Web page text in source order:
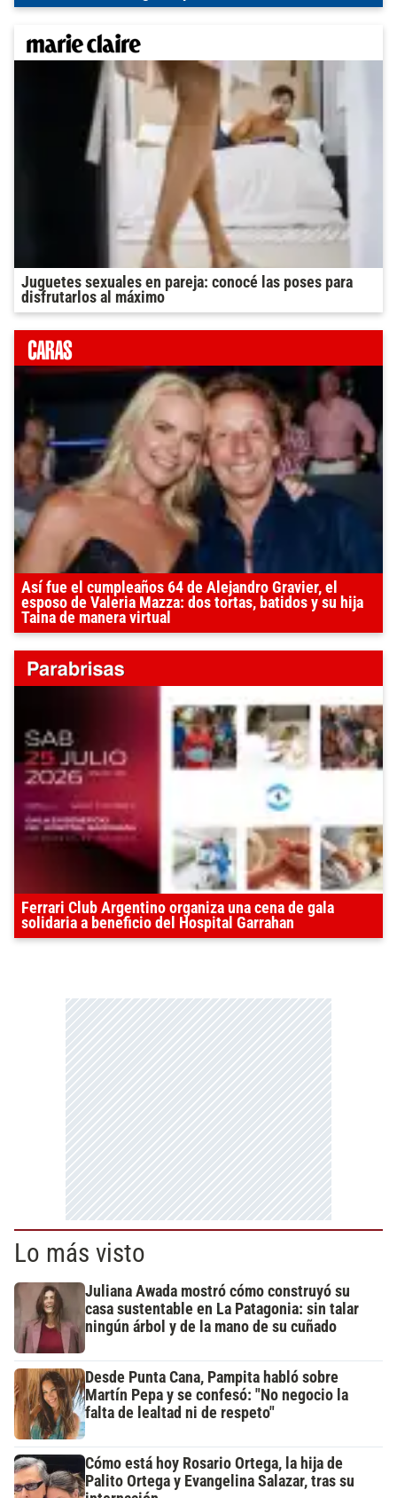
Juguetes sexuales en pareja: conocé las poses para
disfrutarlos al máximo
Así fue el cumpleaños 64 de Alejandro Gravier, el
esposo de Valeria Mazza: dos tortas, batidos y su hija
Taina de manera virtual
Ferrari Club Argentino organiza una cena de gala
solidaria a beneficio del Hospital Garrahan
Lo más visto
Juliana Awada mostró cómo construyó su
casa sustentable en La Patagonia: sin talar
ningún árbol y de la mano de su cuñado
Desde Punta Cana, Pampita habló sobre
Martín Pepa y se confesó: "No negocio la
falta de lealtad ni de respeto"
Cómo está hoy Rosario Ortega, la hija de
Palito Ortega y Evangelina Salazar, tras su